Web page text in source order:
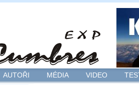
AUTOŘI MÉDIA VIDEO